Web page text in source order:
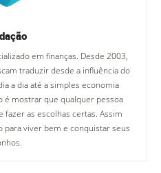
em finanças. Desde 2003,
traduzir desde a influência do
a dia até a simples economia
é mostrar que qualquer pessoa
as escolhas certas. Assim
viver bem e conquistar seus